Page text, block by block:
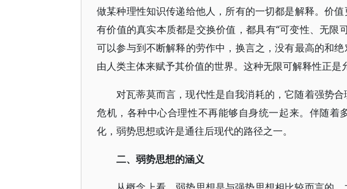
做某种理性知识传递给他人，所有的一切都是解释。价
有价值的真实本质都是交换价值，都具有“可变性、无限
可以参与到不断解释的劳作中，换言之，没有最高的和
由人类主体来赋予其价值的世界。这种无限可解释性正是
对瓦蒂莫而言，现代性是自我消耗的，它随着强势
危机，各种中心合理性不再能够自身统一起来。伴随着
化，弱势思想或许是通往后现代的路径之一。
二、弱势思想的涵义